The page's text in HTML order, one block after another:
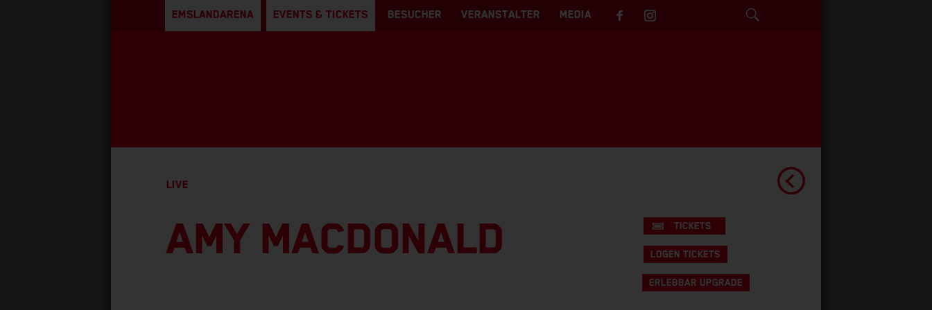
EMSLANDARENA EVENTS & TICKETS BESUCHER VERANSTALTER MEDIA
LIVE
AMY MACDONALD TICKETS
LOGEN TICKETS
ERLEBBAR UPGRADE